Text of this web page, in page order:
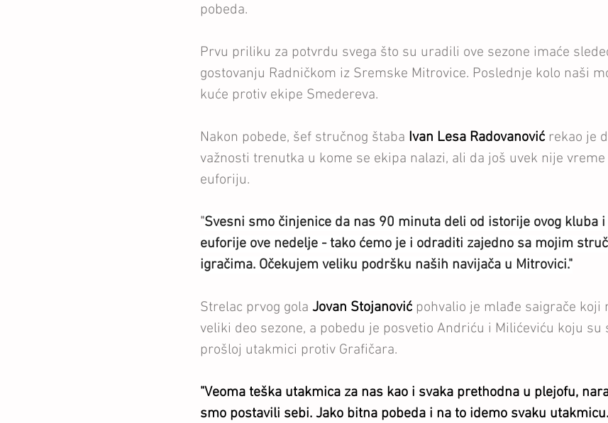
pobeda.
Prvu priliku za potvrdu svega što su uradili ove sezone imaće
gostovanju Radničkom iz Sremske Mitrovice. Poslednje kolo naši
kuće protiv ekipe Smedereva.
Nakon pobede, šef stručnog štaba Ivan Lesa Radovanović rekao je
važnosti trenutka u kome se ekipa nalazi, ali da još uvek nije
euforiju.
"Svesni smo činjenice da nas 90 minuta deli od istorije ovog kluba
euforije ove nedelje - tako ćemo je i odraditi zajedno sa mojim
igračima. Očekujem veliku podršku naših navijača u Mitrovici."
Strelac prvog gola Jovan Stojanović pohvalio je mlađe saigrače koji
veliki deo sezone, a pobedu je posvetio Andriću i Milićeviću koju su
prošloj utakmici protiv Grafičara.
"Veoma teška utakmica za nas kao i svaka prethodna u plejofu,
smo postavili sebi. Jako bitna pobeda i na to idemo svaku